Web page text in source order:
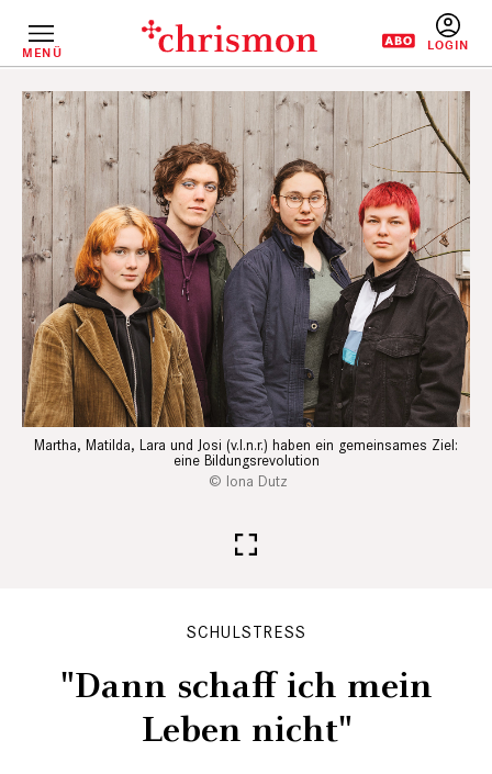
InhaltMENÜ
Martha, Matilda, Lara und Josi (v.l.n.r.) haben ein gemeinsames Ziel:
eine Bildungsrevolution
Iona Dutz
SCHULSTRESS
"Dann schaff ich mein
Leben nicht"